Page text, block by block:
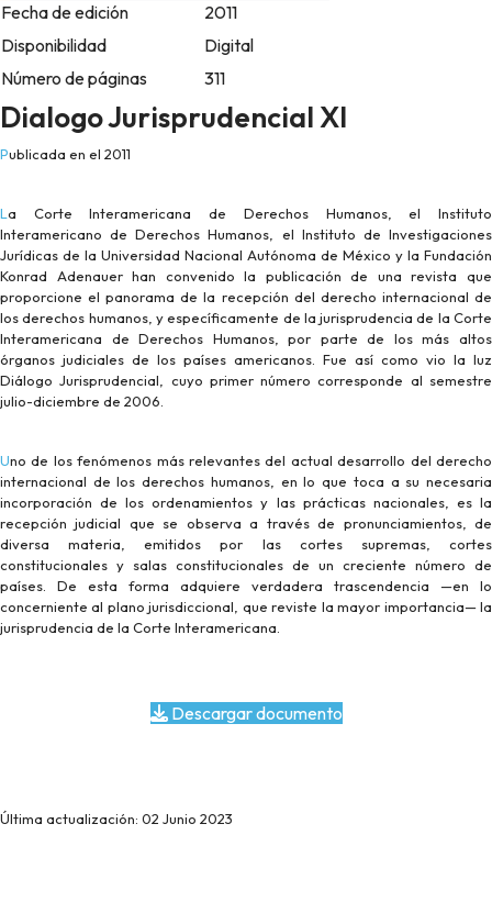
Fecha de edición
2011
Disponibilidad
Digital
Número de páginas
311
Dialogo Jurisprudencial XI
Publicada en el 2011
La Corte Interamericana de Derechos Humanos, el Instituto
Interamericano de Derechos Humanos, el Instituto de Investigaciones
Jurídicas de la Universidad Nacional Autónoma de México y la Fundación
Konrad Adenauer han convenido la publicación de una revista que
proporcione el panorama de la recepción del derecho internacional de
los derechos humanos, y específicamente de la jurisprudencia de la Corte
Interamericana de Derechos Humanos, por parte de los más altos
órganos judiciales de los países americanos. Fue así como vio la luz
Diálogo Jurisprudencial, cuyo primer número corresponde al semestre
julio-diciembre de 2006.
Uno de los fenómenos más relevantes del actual desarrollo del derecho
internacional de los derechos humanos, en lo que toca a su necesaria
incorporación de los ordenamientos y las prácticas nacionales, es la
recepción judicial que se observa a través de pronunciamientos, de
diversa materia, emitidos por las cortes supremas, cortes
constitucionales y salas constitucionales de un creciente número de
países. De esta forma adquiere verdadera trascendencia —en lo
concerniente al plano jurisdiccional, que reviste la mayor importancia— la
jurisprudencia de la Corte Interamericana.
Descargar documento
Última actualización: 02 Junio 2023